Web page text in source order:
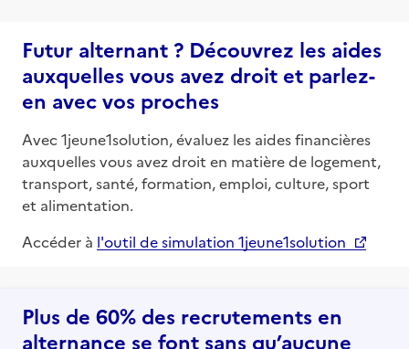
Futur alternant ? Découvrez les aides
auxquelles vous avez droit et parlez-
en avec vos proches
Avec 1jeune1solution, évaluez les aides financières
auxquelles vous avez droit en matière de logement,
transport, santé, formation, emploi, culture, sport
et alimentation.
Accéder à l'outil de simulation 1jeune1solution
Plus de 60% des recrutements en
alternance se font sans qu’aucune